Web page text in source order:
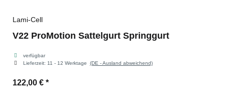
Lami-Cell
V22 ProMotion Sattelgurt Springgurt
verfügbar
Lieferzeit: 11 - 12 Werktage (DE - Ausland abweichend)
122,00 € *